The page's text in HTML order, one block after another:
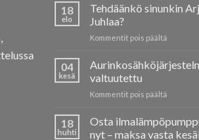
18
elo
Tehdäänkö sinunkin
Juhlaa?
Kommentit pois päältä
sinunkin
Arjesta
04
kesä
valtuutettu
Kommentit pois päältä
18
huhti
Osta
nyt – maksa vasta